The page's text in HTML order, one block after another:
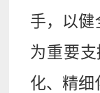
手，以健
为重要
化、精细